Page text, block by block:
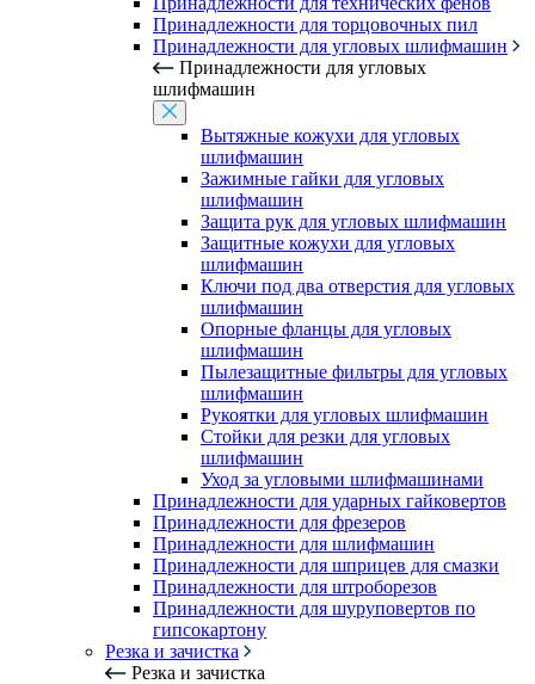
Принадлежности для торцовочных пил
Принадлежности для угловых шлифмашин
Принадлежности для угловых
шлифмашин
Вытяжные кожухи для угловых
шлифмашин
Зажимные гайки для угловых
шлифмашин
Защита рук для угловых шлифмашин
Защитные кожухи для угловых
шлифмашин
Ключи под два отверстия для угловых
шлифмашин
Опорные фланцы для угловых
шлифмашин
Пылезащитные фильтры для угловых
шлифмашин
Рукоятки для угловых шлифмашин
Стойки для резки для угловых
шлифмашин
Уход за угловыми шлифмашинами
Принадлежности для ударных гайковертов
Принадлежности для фрезеров
Принадлежности для шлифмашин
Принадлежности для шприцев для смазки
Принадлежности для штроборезов
Принадлежности для шуруповертов по
гипсокартону
Резка и зачистка
Резка и зачистка